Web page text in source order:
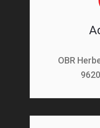
OBR